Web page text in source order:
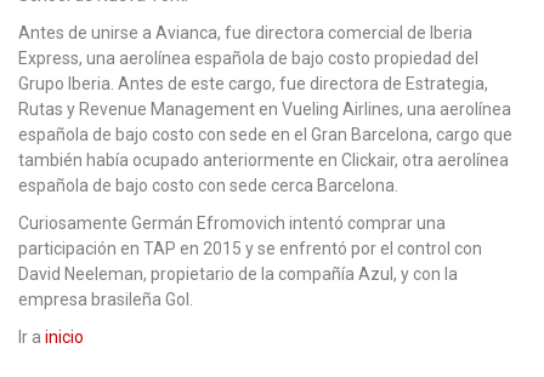
Antes de unirse a Avianca, fue directora comercial de Iberia
Express, una aerolínea española de bajo costo propiedad del
Grupo Iberia. Antes de este cargo, fue directora de Estrategia,
Rutas y Revenue Management en Vueling Airlines, una aerolínea
española de bajo costo con sede en el Gran Barcelona, ​​cargo que
también había ocupado anteriormente en Clickair, otra aerolínea
española de bajo costo con sede cerca Barcelona.
Curiosamente Germán Efromovich intentó comprar una
participación en TAP en 2015 y se enfrentó por el control con
David Neeleman, propietario de la compañía Azul, y con la
empresa brasileña Gol.
Ir a inicio